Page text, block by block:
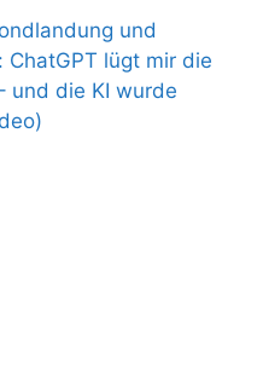
und
ChatGPT lügt mir die
und die KI wurde